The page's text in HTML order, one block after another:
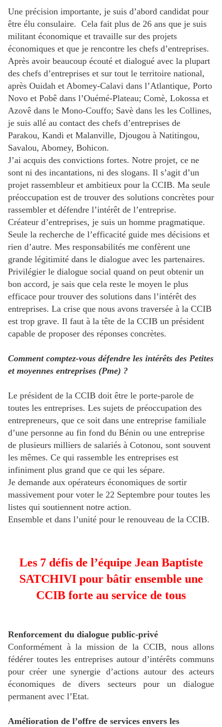
Une précision importante, je suis d’abord candidat pour
être élu consulaire. Cela fait plus de 26 ans que je suis
militant économique et travaille sur des projets
économiques et que je rencontre les chefs d’entreprises.
Après avoir beaucoup écouté et dialogué avec la plupart
des chefs d’entreprises et sur tout le territoire national,
après Ouidah et Abomey-Calavi dans l’Atlantique, Porto
Novo et Pobê dans l’Ouémé-Plateau; Comè, Lokossa et
Azovê dans le Mono-Couffo; Savè dans les les Collines,
je suis allé au contact des chefs d’entreprises de
Parakou, Kandi et Malanville, Djougou à Natitingou,
Savalou, Abomey, Bohicon.
J’ai acquis des convictions fortes. Notre projet, ce ne
sont ni des incantations, ni des slogans. Il s’agit d’un
projet rassembleur et ambitieux pour la CCIB. Ma seule
préoccupation est de trouver des solutions concrètes pour
rassembler et défendre l’intérêt de l’entreprise.
Créateur d’entreprises, je suis un homme pragmatique.
Seule la recherche de l’efficacité guide mes décisions et
rien d’autre. Mes responsabilités me confèrent une
grande légitimité dans le dialogue avec les partenaires.
Privilégier le dialogue social quand on peut obtenir un
bon accord, je sais que cela reste le moyen le plus
efficace pour trouver des solutions dans l’intérêt des
entreprises. La crise que nous avons traversée à la CCIB
est trop grave. Il faut à la tête de la CCIB un président
capable de proposer des réponses concrètes.
Comment comptez-vous défendre les intérêts des Petites
et moyennes entreprises (Pme) ?
Le président de la CCIB doit être le porte-parole de
toutes les entreprises. Les sujets de préoccupation des
entrepreneurs, que ce soit dans une entreprise familiale
d’une personne au fin fond du Bénin ou une entreprise
de plusieurs milliers de salariés à Cotonou, sont souvent
les mêmes. Ce qui rassemble les entreprises est
infiniment plus grand que ce qui les sépare.
Je demande aux opérateurs économiques de sortir
massivement pour voter le 22 Septembre pour toutes les
listes qui soutiennent notre action.
Ensemble et dans l’unité pour le renouveau de la CCIB.
Les 7 défis de l’équipe Jean Baptiste
SATCHIVI pour bâtir ensemble une
CCIB forte au service de tous
Renforcement du dialogue public-privé
Conformément à la mission de la CCIB, nous allons
fédérer toutes les entreprises autour d’intérêts communs
pour créer une synergie d’actions autour des acteurs
économiques de divers secteurs pour un dialogue
permanent avec l’Etat.
Amélioration de l’offre de services envers les